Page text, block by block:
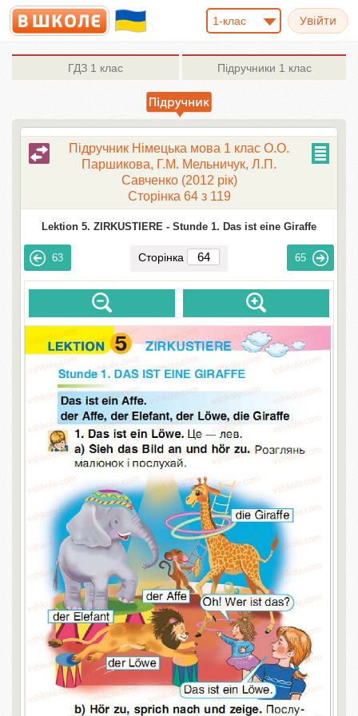
1-клас
ГДЗ 1 клас Підручники 1 клас
Підручник Німецька мова 1 клас О.О.
Паршикова, Г.М. Мельничук, Л.П.
Савченко (2012 рік)
Сторінка 64 з 119
Lektion 5. ZIRKUSTIERE - Stunde 1. Das ist eine Giraffe
63 Сторінка 65